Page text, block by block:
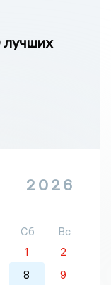
лучших
2026
Сб
Вс
1
2
8
9